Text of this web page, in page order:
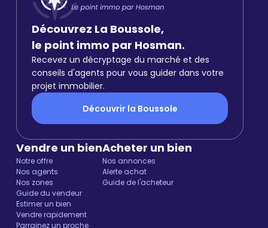
Découvrez La Boussole,
le point immo par Hosman.
Recevez un décryptage du marché et des
conseils d'agents pour vous guider dans votre
projet immobilier.
Découvrir la Boussole
Vendre un bien
Notre offre
Nos agents
Nos zones
Guide du vendeur
Estimer un bien
Vendre rapidement
Parrainez un proche
Acheter un bien
Nos annonces
Alerte achat
Guide de l'acheteur